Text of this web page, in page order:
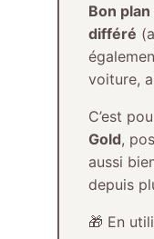
Bon
différé
voiture,
C’est
Gold,
aussi
depuis
🎁 En